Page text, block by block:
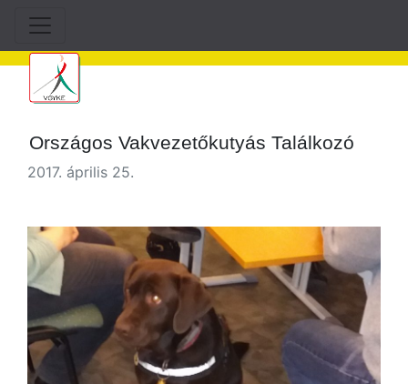
Országos Vakvezetőkutyás Találkozó
2017. április 25.